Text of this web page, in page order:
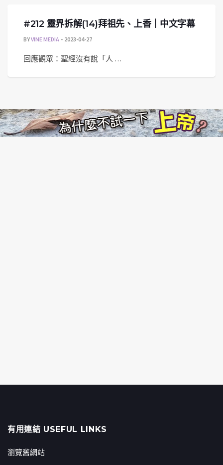
#212 靈界拆解(14)拜祖先、上香｜中文字幕
BYVINE MEDIA 2023-04-27
回應觀眾：聖經沒有說「人 …
有用連結 USEFUL LINKS
瀏覽舊網站